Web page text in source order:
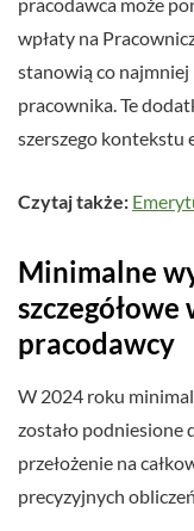
wpłaty na
stanowią co
pracownika. Te
szerszego kontekstu
Czytaj także:
Minimalne
pracodawcy
W 2024 roku
zostało podniesione
przełożenie na
precyzyjnych